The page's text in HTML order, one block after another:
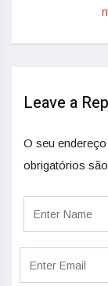
Leave a
O seu
obrigatórios